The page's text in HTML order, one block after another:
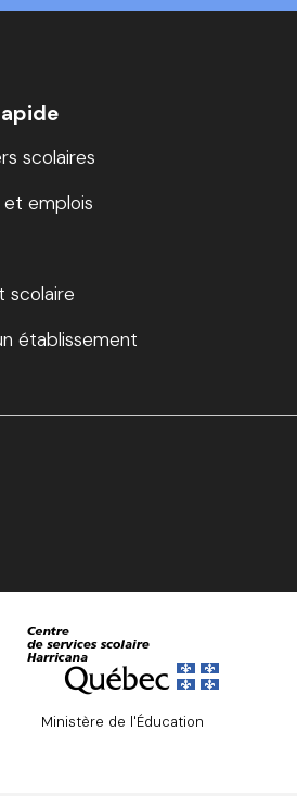
scolaires
et emplois
scolaire
établissement
Ministère de l'Éducation